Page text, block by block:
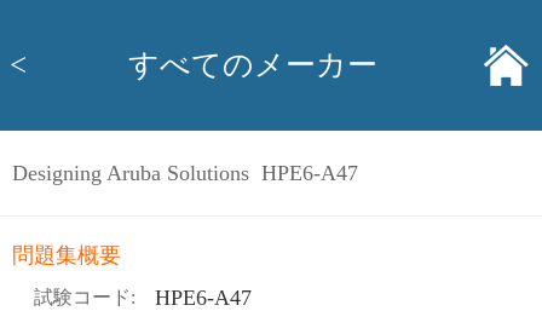
< すべてのメーカー
Designing Aruba Solutions HPE6-A47
問題集概要
試験コード: HPE6-A47